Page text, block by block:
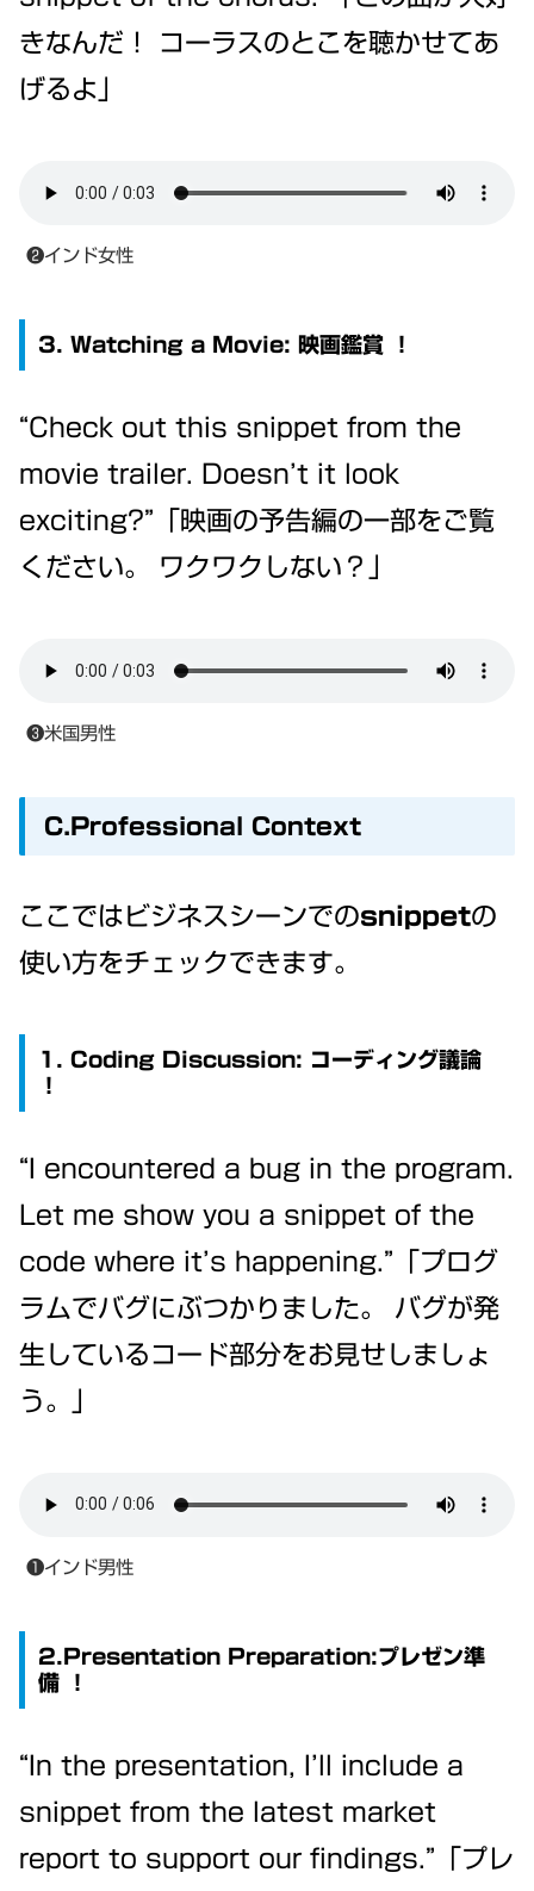
きなんだ！ コーラスのとこを聴かせてあ
げるよ」
❷インド女性
3. Watching a Movie: 映画鑑賞 ！
“Check out this snippet from the
movie trailer. Doesn’t it look
exciting?”「映画の予告編の一部をご覧
ください。 ワクワクしない？」
❸米国男性
C.Professional Context
ここではビジネスシーンでのsnippetの
使い方をチェックできます。
1. Coding Discussion: コーディング議論
！
“I encountered a bug in the program.
Let me show you a snippet of the
code where it’s happening.”「プログ
ラムでバグにぶつかりました。 バグが発
生しているコード部分をお見せしましょ
う。」
❶インド男性
2.Presentation Preparation:プレゼン準
備 ！
“In the presentation, I’ll include a
snippet from the latest market
report to support our findings.”「プレ